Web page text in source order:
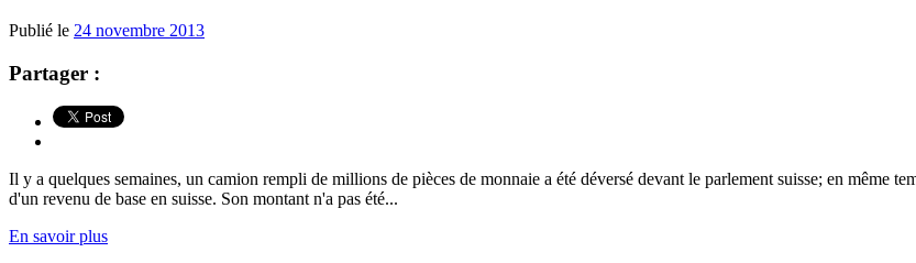
Publié le 24 novembre 2013
Partager :
Il y a quelques semaines, un camion rempli de millions de pièces de monnaie a été déversé devant le parlement suisse; en même
d'un revenu de base en suisse. Son montant n'a pas été...
En savoir plus